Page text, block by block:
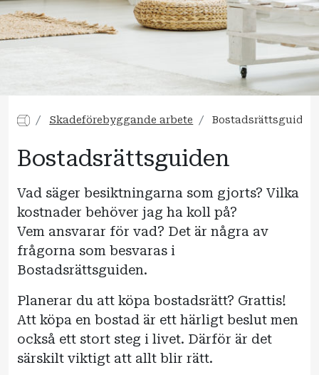
Skadeförebyggande arbete Bostadsrättsguiden
Bostadsrättsguiden
Vad säger besiktningarna som gjorts? Vilka
kostnader behöver jag ha koll på?
Vem ansvarar för vad? Det är några av
frågorna som besvaras i
Bostadsrättsguiden.
Planerar du att köpa bostadsrätt? Grattis!
Att köpa en bostad är ett härligt beslut men
också ett stort steg i livet. Därför är det
särskilt viktigt att allt blir rätt.